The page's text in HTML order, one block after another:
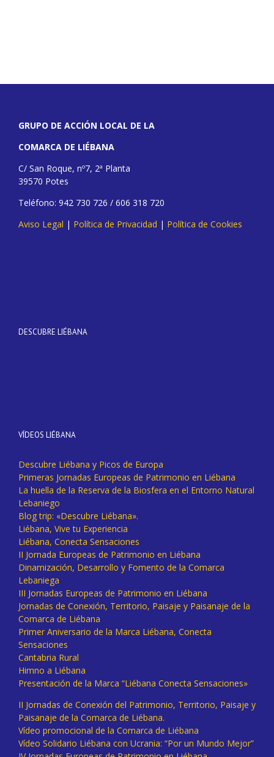
GRUPO DE ACCIÓN LOCAL DE LA
COMARCA DE LIÉBANA
C/ San Roque, nº7, 2ª Planta
39570 Potes
Teléfono: 942 730 726 / 606 318 720
Aviso Legal | Política de Privacidad | Política de Cookies
DESCUBRE LIÉBANA
VÍDEOS LIÉBANA
Descubre Liébana y Picos de Europa
Primeras Jornadas Europeas de Patrimonio en Liébana
La huella de la Reserva de la Biosfera en el Entorno Natural
Lebaniego
Blog trip: «Descubre Liébana».
Liébana, Vive tu Experiencia
Liébana, Conecta Sensaciones
II Jornada Europeas de Patrimonio en Liébana
Dinamización, Desarrollo y Fomento de la Comarca
Lebaniega
III Jornadas Europeas de Patrimonio en Liébana
Jornadas de Conexión, Territorio, Paisaje y Paisanaje de la
Comarca de Liébana
Primer Aniversario de la Marca Liébana, Conecta
Sensaciones
Cantabria Rural
Himno a Liébana
Presentación de la Marca “Liébana Conecta Sensaciones»
II Jornadas de Conexión del Patrimonio, Territorio, Paisaje y
Paisanaje de la Comarca de Liébana.
Vídeo promocional de la Comarca de Liébana
Vídeo Solidario Liébana con Ucrania: “Por un Mundo Mejor”